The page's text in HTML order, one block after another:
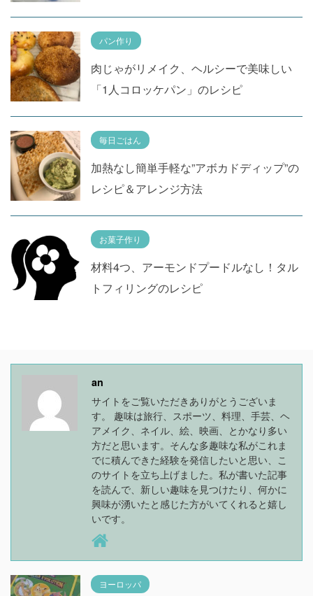
パン作り
肉じゃがリメイク、ヘルシーで美味しい
「1人コロッケパン」のレシピ
毎日ごはん
加熱なし簡単手軽な”アボカドディップ”の
レシピ＆アレンジ方法
お菓子作り
材料4つ、アーモンドプードルなし！タル
トフィリングのレシピ
an
サイトをご覧いただきありがとうございま
す。 趣味は旅行、スポーツ、料理、手芸、ヘ
アメイク、ネイル、絵、映画、とかなり多い
方だと思います。そんな多趣味な私がこれま
でに積んできた経験を発信したいと思い、こ
のサイトを立ち上げました。私が書いた記事
を読んで、新しい趣味を見つけたり、何かに
興味が湧いたと感じた方がいてくれると嬉し
いです。
ヨーロッパ